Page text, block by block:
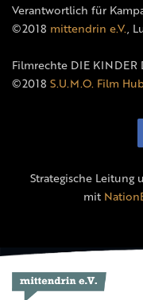
Verantwortlich für
©2018 mittendrin e.V.,
Filmrechte DIE KINDER
©2018 S.U.M.O. Film
Strategische Leitung
mit